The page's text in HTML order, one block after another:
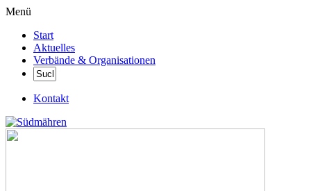
Menü
Start
Aktuelles
Verbände & Organisationen
Kontakt